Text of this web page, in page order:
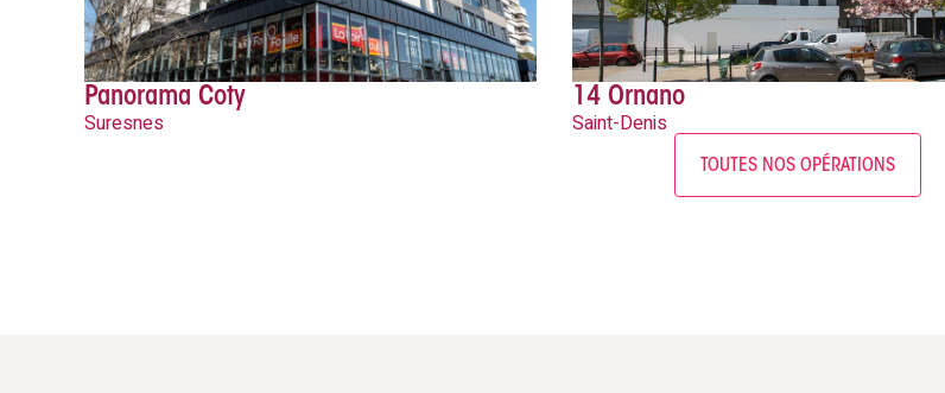
Panorama Coty
Suresnes
14 Ornano
Saint-Denis
TOUTES NOS OPÉRATIONS